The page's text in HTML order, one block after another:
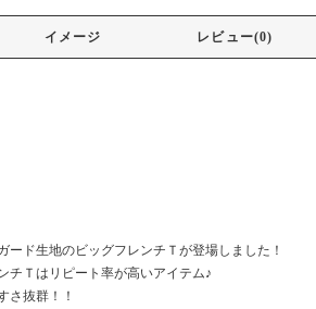
イメージ レビュー(0)
ード生地のビッグフレンチＴが登場しました！
チＴはリピート率が高いアイテム♪
さ抜群！！